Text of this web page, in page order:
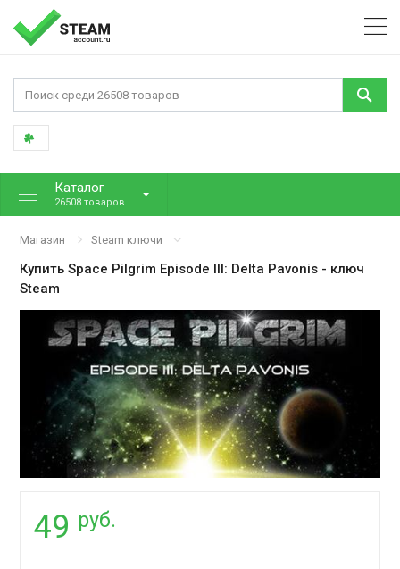
Каталог
26508 товаров
Магазин Steam ключи
КупитьSpace Pilgrim Episode III: Delta Pavonis - ключ
Steam
49 руб.